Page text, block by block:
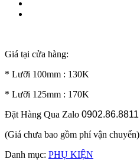
Giá tại cửa hàng:
* Lưỡi 100mm : 130K
* Lưỡi 125mm : 170K
Đặt Hàng Qua Zalo 0902.86.8811
(Giá chưa bao gồm phí vận chuyển)
Danh mục: PHỤ KIỆN